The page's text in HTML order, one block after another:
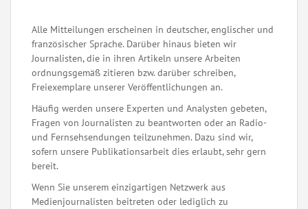
Alle Mitteilungen erscheinen in deutscher, englischer und
französischer Sprache. Darüber hinaus bieten wir
Journalisten, die in ihren Artikeln unsere Arbeiten
ordnungsgemäß zitieren bzw. darüber schreiben,
Freiexemplare unserer Veröffentlichungen an.
Häufig werden unsere Experten und Analysten gebeten,
Fragen von Journalisten zu beantworten oder an Radio-
und Fernsehsendungen teilzunehmen. Dazu sind wir,
sofern unsere Publikationsarbeit dies erlaubt, sehr gern
bereit.
Wenn Sie unserem einzigartigen Netzwerk aus
Medienjournalisten beitreten oder lediglich zu